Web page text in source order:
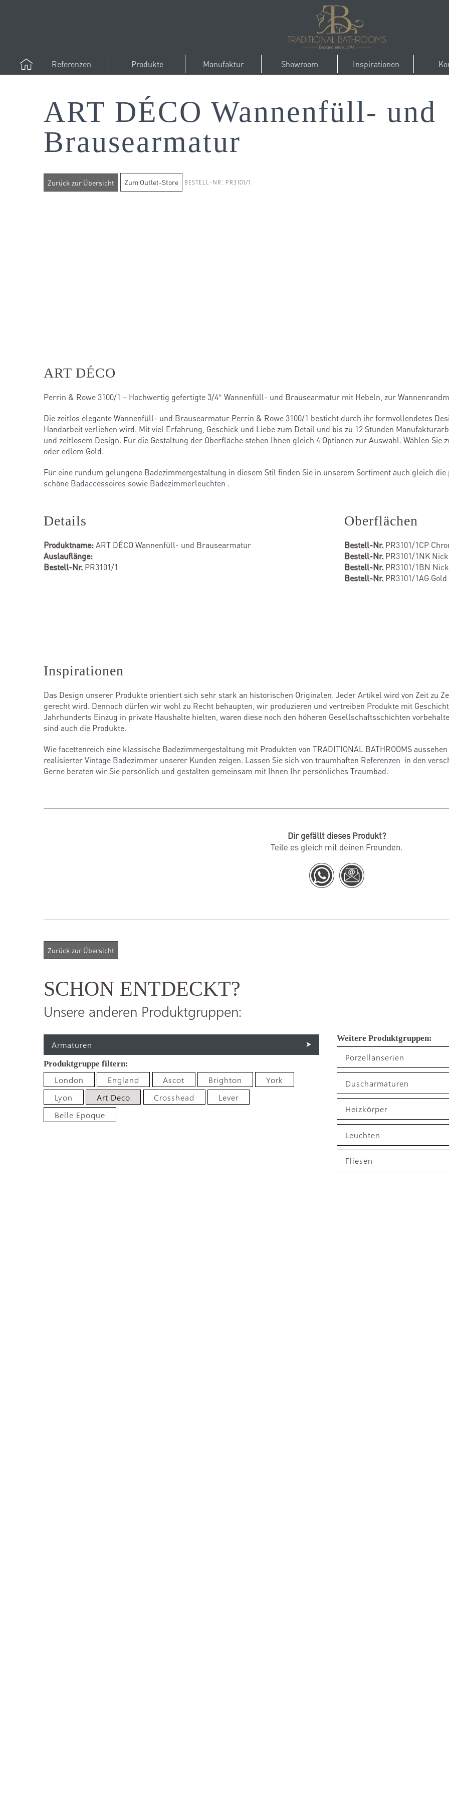
Referenzen Produkte Manufaktur Showroom Inspirationen
ART DÉCO Wannenfüll- und
Brausearmatur
Zum Outlet-Store BESTELL-NR: PR3101/1
ART DÉCO
Perrin & Rowe 3100/1 – Hochwertig gefertigte 3/4″ Wannenfüll- und Brausearmatur mit Hebeln, zur
Die zeitlos elegante Wannenfüll- und Brausearmatur Perrin & Rowe 3100/1 besticht durch ihr formvollendetes
Handarbeit verliehen wird. Mit viel Erfahrung, Geschick und Liebe zum Detail und bis zu 12 Stunden
und zeitlosem Design. Für die Gestaltung der Oberfläche stehen Ihnen gleich 4 Optionen zur Auswahl. Wählen
oder edlem Gold.
Für eine rundum gelungene Badezimmergestaltung in diesem Stil finden Sie in unserem Sortiment auch gleich die
schöne Badaccessoires sowie Badezimmerleuchten .
Details
Produktname:ART DÉCO Wannenfüll- und Brausearmatur
Auslauflänge:
Bestell-Nr. PR3101/1
Oberflächen
Bestell-Nr. PR3101/1CP
Bestell-Nr. PR3101/1NK
Bestell-Nr. PR3101/1BN
Bestell-Nr. PR3101/1AG Gold
Inspirationen
Das Design unserer Produkte orientiert sich sehr stark an historischen Originalen. Jeder Artikel wird von Zeit zu
gerecht wird. Dennoch dürfen wir wohl zu Recht behaupten, wir produzieren und vertreiben Produkte mit
Jahrhunderts Einzug in private Haushalte hielten, waren diese noch den höheren Gesellschaftsschichten
sind auch die Produkte.
Wie facettenreich eine klassische Badezimmergestaltung mit Produkten von TRADITIONAL BATHROOMS
realisierterVintage Badezimmer unserer Kunden zeigen. Lassen Sie sich von traumhaften Referenzen in den
Gerne beraten wir Sie persönlich und gestalten gemeinsam mit Ihnen Ihr persönliches Traumbad.
Dir gefällt dieses Produkt?
Teile es gleich mit deinen Freunden.
SCHON ENTDECKT?
Unsere anderen Produktgruppen:
Porzellanserien
Armaturen
London England Ascot Brighton
York
Lyon
Art Deco Crosshead
Lever
Belle Epoque
Duscharmaturen
Heizkörper
Leuchten
Fliesen